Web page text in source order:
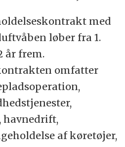
med
løber fra 1.
år frem.
omfatter
havnedrift,
af køretøjer,